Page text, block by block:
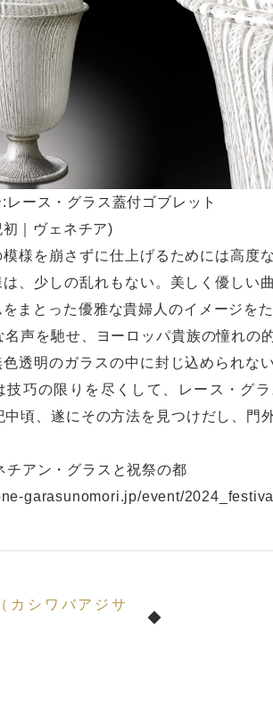
レース・グラス蓋付ゴブレット
｜ヴェネチア)
様を崩さずに仕上げるためには高度
、少しの乱れもない。美しく優しい
まとった優雅な貴婦人のイメージを
名声を馳せ、ヨーロッパ貴族の憧れの
透明のガラスの中に封じ込められな
技巧の限りを尽くして、レース・グ
中頃、遂にその方法を見つけだし、門
チアン・グラスと祝祭の都
garasunomori.jp/event/
カシワバアジサ